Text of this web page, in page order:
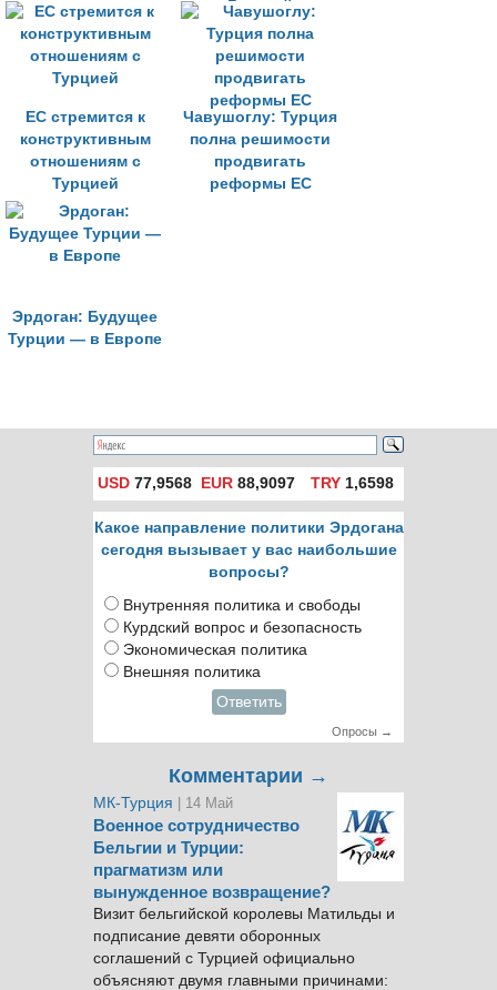
Грецией
ЕС стремится к
конструктивным
отношениям с
Турцией
Чавушоглу: Турция
полна решимости
продвигать
реформы ЕС
Эрдоган: Будущее
Турции — в Европе
USD 77,9568 EUR 88,9097 TRY1,6598
Какое направление политики Эрдогана
сегодня вызывает у вас наибольшие
вопросы?
Внутренняя политика и свободы
Курдский вопрос и безопасность
Экономическая политика
Внешняя политика
Ответить
Опросы →
Комментарии →
МК-Турция | 14 Май
Военное сотрудничество
Бельгии и Турции:
прагматизм или
вынужденное возвращение?
Визит бельгийской королевы Матильды и
подписание девяти оборонных
соглашений с Турцией официально
объясняют двумя главными причинами: